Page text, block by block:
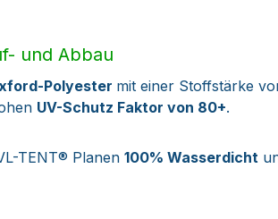
und Abbau
Polyester mit einer Stoffstärke
UV-Schutz Faktor von 80+.
TENT® Planen100% Wasserdicht